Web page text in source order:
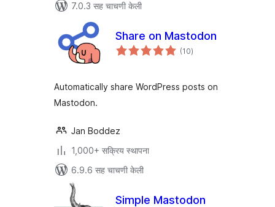
7.0.3 सह चाचणी केली
Share on Mastodon
(10एकूण
मूल्यांकन
)
Automatically share WordPress posts on
Mastodon.
Jan Boddez
1,000+ सक्रिय स्थापना
6.9.6 सह चाचणी केली
Simple Mastodon